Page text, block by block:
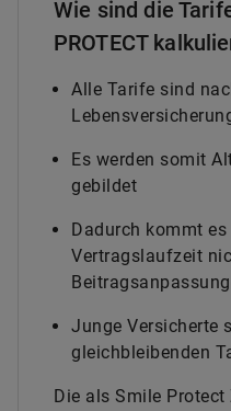
Wie sind die
PROTECT
Alle Tarife sind
Es werden somit
gebildet
Dadurch kommt
Vertragslaufzeit
Junge Versicherte
gleichbleibenden
Die als Smile